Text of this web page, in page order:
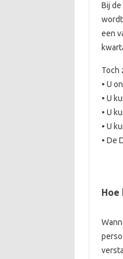
Bij
een
Toch
• U
• U
• U
• U
• De
Hoe